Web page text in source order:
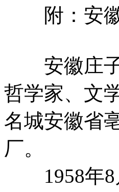
附：安徽
安徽庄子
哲学家、文
名城安徽省
厂。
1958年8